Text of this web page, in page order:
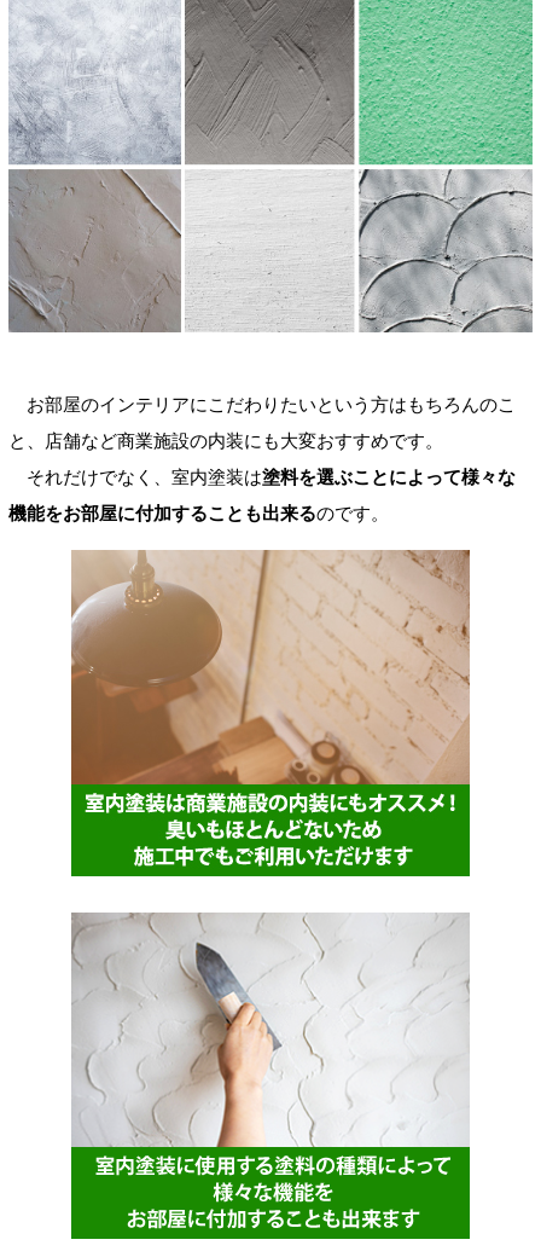
お部屋のインテリアにこだわりたいという方はもちろんのこ
と、店舗など商業施設の内装にも大変おすすめです。
それだけでなく、室内塗装は塗料を選ぶことによって様々な
機能をお部屋に付加することも出来るのです。